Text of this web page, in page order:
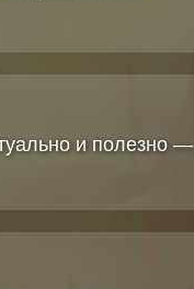
и полезно —